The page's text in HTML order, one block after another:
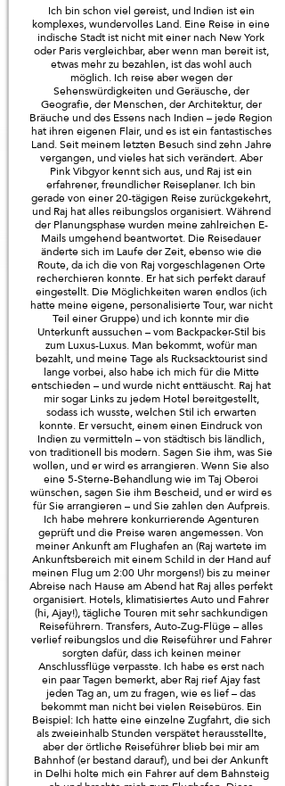
Ich bin schon viel gereist, und Indien ist ein
komplexes, wundervolles Land. Eine Reise in eine
indische Stadt ist nicht mit einer nach New York
oder Paris vergleichbar, aber wenn man bereit ist,
etwas mehr zu bezahlen, ist das wohl auch
möglich. Ich reise aber wegen der
Sehenswürdigkeiten und Geräusche, der
Geografie, der Menschen, der Architektur, der
Bräuche und des Essens nach Indien – jede Region
hat ihren eigenen Flair, und es ist ein fantastisches
Land. Seit meinem letzten Besuch sind zehn Jahre
vergangen, und vieles hat sich verändert. Aber
Pink Vibgyor kennt sich aus, und Raj ist ein
erfahrener, freundlicher Reiseplaner. Ich bin
gerade von einer 20-tägigen Reise zurückgekehrt,
und Raj hat alles reibungslos organisiert. Während
der Planungsphase wurden meine zahlreichen E-
Mails umgehend beantwortet. Die Reisedauer
änderte sich im Laufe der Zeit, ebenso wie die
Route, da ich die von Raj vorgeschlagenen Orte
recherchieren konnte. Er hat sich perfekt darauf
eingestellt. Die Möglichkeiten waren endlos (ich
hatte meine eigene, personalisierte Tour, war nicht
Teil einer Gruppe) und ich konnte mir die
Unterkunft aussuchen – vom Backpacker-Stil bis
zum Luxus-Luxus. Man bekommt, wofür man
bezahlt, und meine Tage als Rucksacktourist sind
lange vorbei, also habe ich mich für die Mitte
entschieden – und wurde nicht enttäuscht. Raj hat
mir sogar Links zu jedem Hotel bereitgestellt,
sodass ich wusste, welchen Stil ich erwarten
konnte. Er versucht, einem einen Eindruck von
Indien zu vermitteln – von städtisch bis ländlich,
von traditionell bis modern. Sagen Sie ihm, was Sie
wollen, und er wird es arrangieren. Wenn Sie also
eine 5-Sterne-Behandlung wie im Taj Oberoi
wünschen, sagen Sie ihm Bescheid, und er wird es
für Sie arrangieren – und Sie zahlen den Aufpreis.
Ich habe mehrere konkurrierende Agenturen
geprüft und die Preise waren angemessen. Von
meiner Ankunft am Flughafen an (Raj wartete im
Ankunftsbereich mit einem Schild in der Hand auf
meinen Flug um 2:00 Uhr morgens!) bis zu meiner
Abreise nach Hause am Abend hat Raj alles perfekt
organisiert. Hotels, klimatisiertes Auto und Fahrer
(hi, Ajay!), tägliche Touren mit sehr sachkundigen
Reiseführern. Transfers, Auto-Zug-Flüge – alles
verlief reibungslos und die Reiseführer und Fahrer
sorgten dafür, dass ich keinen meiner
Anschlussflüge verpasste. Ich habe es erst nach
ein paar Tagen bemerkt, aber Raj rief Ajay fast
jeden Tag an, um zu fragen, wie es lief – das
bekommt man nicht bei vielen Reisebüros. Ein
Beispiel: Ich hatte eine einzelne Zugfahrt, die sich
als zweieinhalb Stunden verspätet herausstellte,
aber der örtliche Reiseführer blieb bei mir am
Bahnhof (er bestand darauf), und bei der Ankunft
in Delhi holte mich ein Fahrer auf dem Bahnsteig